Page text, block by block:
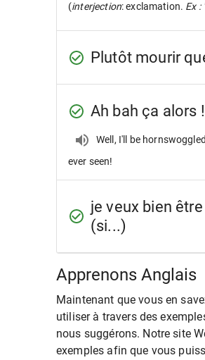
(interjection: exclamation. Ex :
Plutôt mourir
Ah bah ça alors !
Well, I'll be
ever seen!
je veux bien
(si...)
Apprenons Anglais
Maintenant que vous en
utiliser à travers des
nous suggérons. Notre site
exemples afin que vous